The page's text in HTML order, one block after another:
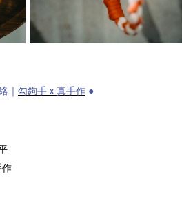
｜ 勾鉤手 x 真手作 ●